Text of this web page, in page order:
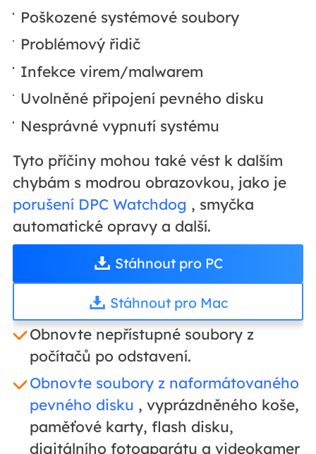
Poškozené systémové soubory
Problémový řidič
Infekce virem/malwarem
Uvolněné připojení pevného disku
Nesprávné vypnutí systému
Tyto příčiny mohou také vést k dalším
chybám s modrou obrazovkou, jako je
porušení DPC Watchdog , smyčka
automatické opravy a další.
Stáhnout pro PC
Stáhnout pro Mac
Obnovte nepřístupné soubory z
počítačů po odstavení.
Obnovte soubory z naformátovaného
pevného disku , vyprázdněného koše,
paměťové karty, flash disku,
digitálního fotoaparátu a videokamer